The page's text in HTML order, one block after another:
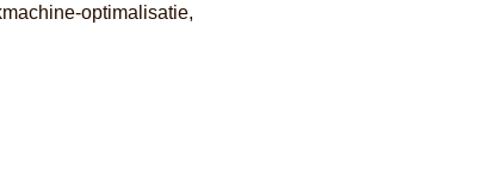
optimalisatie,